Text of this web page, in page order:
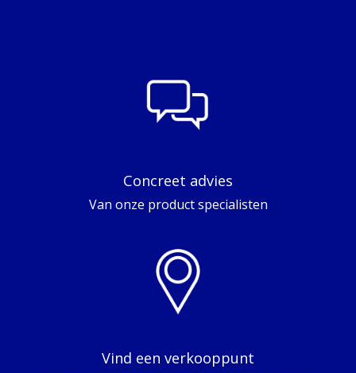
Concreet advies
Van onze product specialisten
Vind een verkooppunt